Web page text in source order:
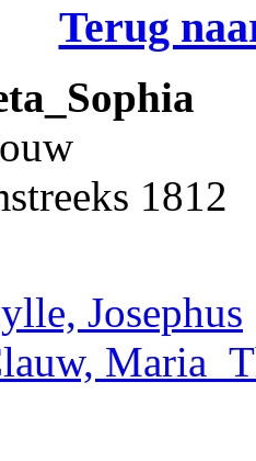
Terug
1812
Josephus